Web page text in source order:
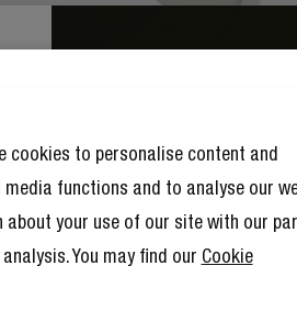
cookies to personalise content and
functions and to analyse our
your use of our site with our
You may find our Cookie
POWERBANK 12000
Wiederaufladbarer Akku im
23 Reviews